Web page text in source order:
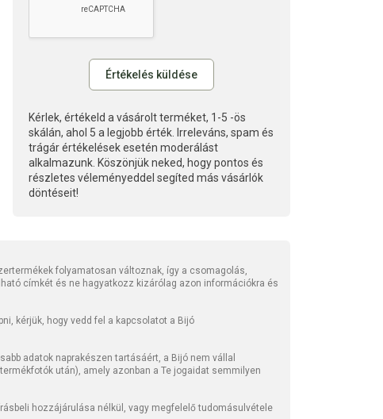
Kérlek, értékeld a vásárolt terméket, 1-5 -ös
skálán, ahol 5 a legjobb érték. Irreleváns, spam és
trágár értékelések esetén moderálást
alkalmazunk. Köszönjük neked, hogy pontos és
részletes véleményeddel segíted más vásárlók
döntéseit!
folyamatosan változnak, így a csomagolás,
címkét és ne hagyatkozz kizárólag azon információkra és
kérjük, hogy vedd fel a kapcsolatot a Bijó
adatok naprakészen tartásáért, a Bijó nem vállal
után), amely azonban a Te jogaidat semmilyen
hozzájárulása nélkül, vagy megfelelő tudomásulvétele